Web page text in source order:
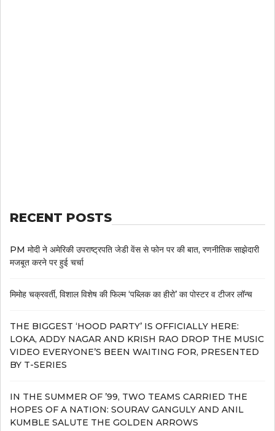
RECENT POSTS
PM मोदी ने अमेरिकी उपराष्ट्रपति जेडी वेंस से फोन पर की बात, रणनीतिक साझेदारी
मजबूत करने पर हुई चर्चा
मिमोह चक्रवर्ती, विशाल विशेष की फिल्म ‘पब्लिक का हीरो’ का पोस्टर व टीजर लॉन्च
THE BIGGEST ‘HOOD PARTY’ IS OFFICIALLY HERE:
LOKA, ADDY NAGAR AND KRISH RAO DROP THE MUSIC
VIDEO EVERYONE’S BEEN WAITING FOR, PRESENTED
BY T-SERIES
IN THE SUMMER OF ’99, TWO TEAMS CARRIED THE
HOPES OF A NATION: SOURAV GANGULY AND ANIL
KUMBLE SALUTE THE GOLDEN ARROWS